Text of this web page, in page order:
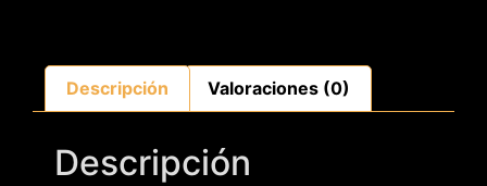
Descripción Valoraciones (0)
Descripción